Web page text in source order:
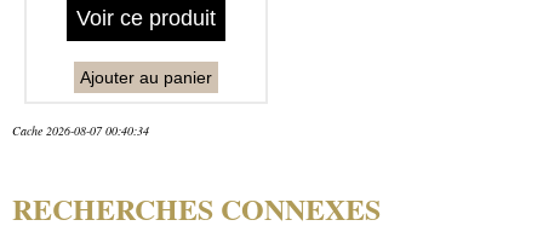
Voir ce produit
Ajouter au panier
Cache 2026-08-07 00:40:34
RECHERCHES CONNEXES